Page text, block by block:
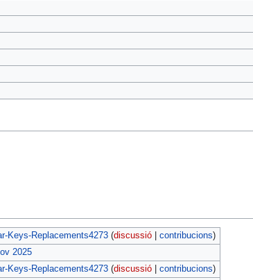
Keys-Replacements4273 (discussió| contribucions)
2025
Keys-Replacements4273 (discussió| contribucions)